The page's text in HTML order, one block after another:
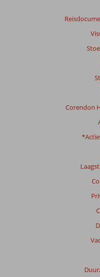
beoordelingen
Corendon